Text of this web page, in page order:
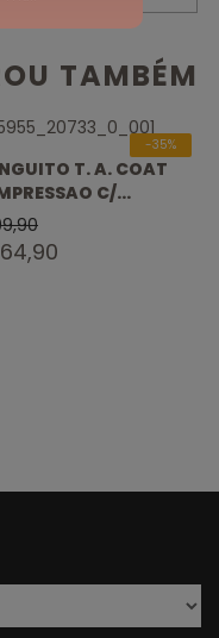
TAMBÉM
T. A. COAT
C/
P/ RELOGIO E
-35%